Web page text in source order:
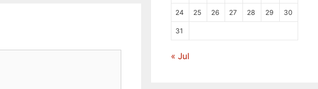
24 25 26 27 28 29 30
31
« Jul